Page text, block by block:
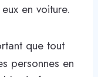
en voiture.
que tout
personnes en